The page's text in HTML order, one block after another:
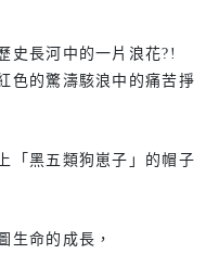
史長河中的一片浪花?!
色的驚濤駭浪中的痛苦掙
「黑五類狗崽子」的帽子
生命的成長，